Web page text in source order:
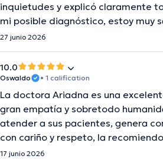
inquietudes y explicó claramente
mi posible diagnóstico, estoy muy
27 junio 2026
10.0
Oswaldo • 1 calification
La doctora Ariadna es una
gran empatía y sobretodo
atender a sus pacientes, genera
con cariño y respeto, la
17 junio 2026